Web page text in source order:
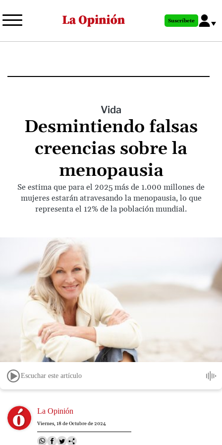
al
principal
Suscríbete
Vida
Desmintiendo falsas
creencias sobre la
menopausia
Se estima que para el 2025 más de 1.000 millones de
mujeres estarán atravesando la menopausia, lo que
representa el 12% de la población mundial.
Escuchar este artículo
Image La Opinión
Viernes, 18 de Octubre de 2024